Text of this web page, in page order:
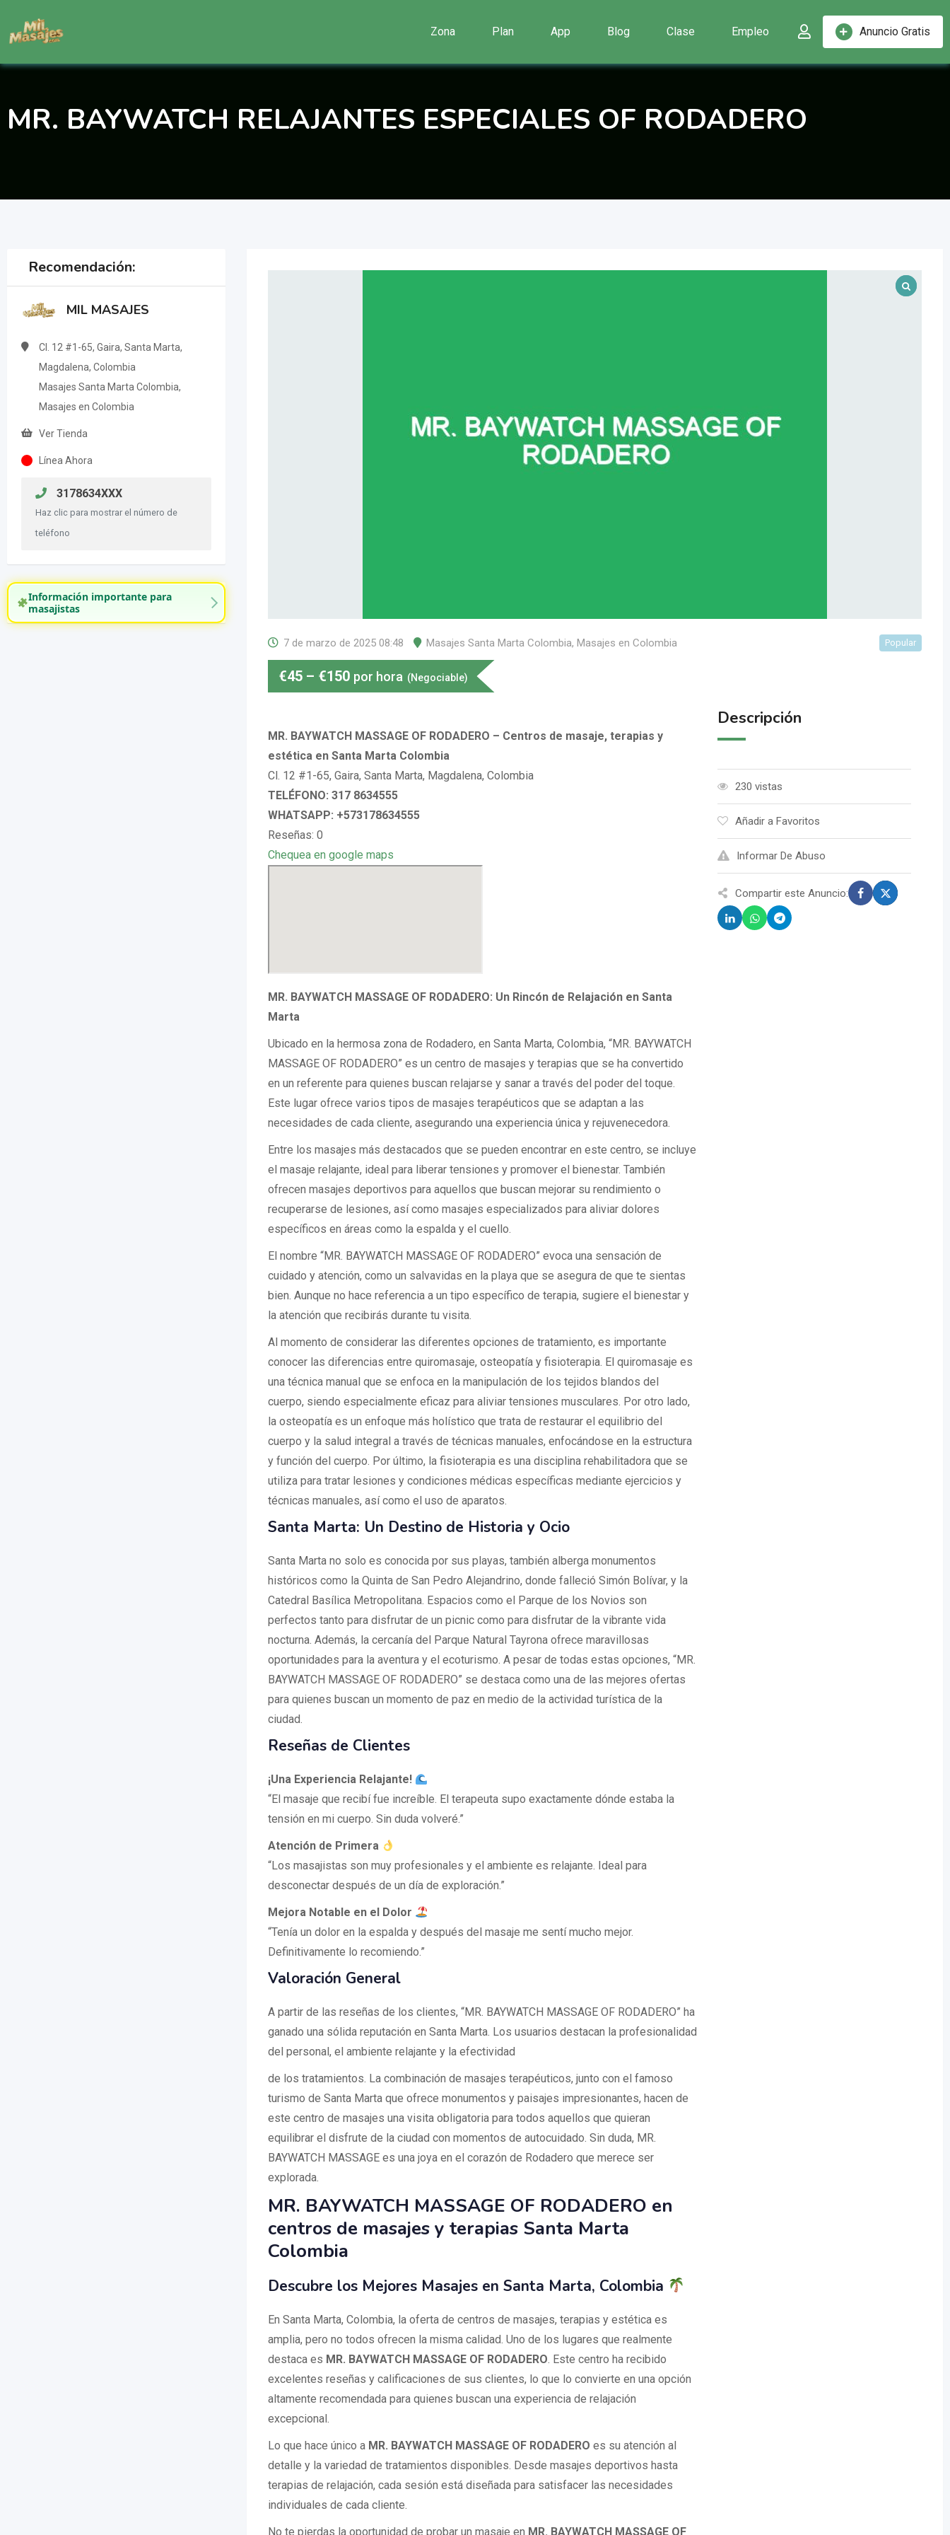
contenido
Anuncio Gratis
Zona Plan App Blog Clase Empleo
MR. BAYWATCH RELAJANTES ESPECIALES OF RODADERO
Recomendación:
MIL MASAJES
Cl. 12 #1-65, Gaira, Santa Marta,
Magdalena, Colombia
Masajes Santa Marta Colombia,
Masajes en Colombia
Ver Tienda
Línea Ahora
3178634XXX
Haz clic para mostrar el número de
teléfono
Información importante para
masajistas
7 de marzo de 2025 08:48 Masajes Santa Marta Colombia, Masajes en Colombia Popular
€45 – €150 por hora (Negociable)
MR. BAYWATCH MASSAGE OF RODADERO – Centros de masaje, terapias y
estética en Santa Marta Colombia
Cl. 12 #1-65, Gaira, Santa Marta, Magdalena, Colombia
TELÉFONO: 317 8634555
WHATSAPP: +573178634555
Reseñas: 0
Chequea en google maps
MR. BAYWATCH MASSAGE OF RODADERO: Un Rincón de Relajación en Santa
Marta
Ubicado en la hermosa zona de Rodadero, en Santa Marta, Colombia, “MR. BAYWATCH
MASSAGE OF RODADERO” es un centro de masajes y terapias que se ha convertido
en un referente para quienes buscan relajarse y sanar a través del poder del toque.
Este lugar ofrece varios tipos de masajes terapéuticos que se adaptan a las
necesidades de cada cliente, asegurando una experiencia única y rejuvenecedora.
Entre los masajes más destacados que se pueden encontrar en este centro, se incluye
el masaje relajante, ideal para liberar tensiones y promover el bienestar. También
ofrecen masajes deportivos para aquellos que buscan mejorar su rendimiento o
recuperarse de lesiones, así como masajes especializados para aliviar dolores
específicos en áreas como la espalda y el cuello.
El nombre “MR. BAYWATCH MASSAGE OF RODADERO” evoca una sensación de
cuidado y atención, como un salvavidas en la playa que se asegura de que te sientas
bien. Aunque no hace referencia a un tipo específico de terapia, sugiere el bienestar y
la atención que recibirás durante tu visita.
Al momento de considerar las diferentes opciones de tratamiento, es importante
conocer las diferencias entre quiromasaje, osteopatía y fisioterapia. El quiromasaje es
una técnica manual que se enfoca en la manipulación de los tejidos blandos del
cuerpo, siendo especialmente eficaz para aliviar tensiones musculares. Por otro lado,
la osteopatía es un enfoque más holístico que trata de restaurar el equilibrio del
cuerpo y la salud integral a través de técnicas manuales, enfocándose en la estructura
y función del cuerpo. Por último, la fisioterapia es una disciplina rehabilitadora que se
utiliza para tratar lesiones y condiciones médicas específicas mediante ejercicios y
técnicas manuales, así como el uso de aparatos.
Santa Marta: Un Destino de Historia y Ocio
Santa Marta no solo es conocida por sus playas, también alberga monumentos
históricos como la Quinta de San Pedro Alejandrino, donde falleció Simón Bolívar, y la
Catedral Basílica Metropolitana. Espacios como el Parque de los Novios son
perfectos tanto para disfrutar de un picnic como para disfrutar de la vibrante vida
nocturna. Además, la cercanía del Parque Natural Tayrona ofrece maravillosas
oportunidades para la aventura y el ecoturismo. A pesar de todas estas opciones, “MR.
BAYWATCH MASSAGE OF RODADERO” se destaca como una de las mejores ofertas
para quienes buscan un momento de paz en medio de la actividad turística de la
ciudad.
Reseñas de Clientes
¡Una Experiencia Relajante!
“El masaje que recibí fue increíble. El terapeuta supo exactamente dónde estaba la
tensión en mi cuerpo. Sin duda volveré.”
Atención de Primera
“Los masajistas son muy profesionales y el ambiente es relajante. Ideal para
desconectar después de un día de exploración.”
Mejora Notable en el Dolor
“Tenía un dolor en la espalda y después del masaje me sentí mucho mejor.
Definitivamente lo recomiendo.”
Valoración General
A partir de las reseñas de los clientes, “MR. BAYWATCH MASSAGE OF RODADERO” ha
ganado una sólida reputación en Santa Marta. Los usuarios destacan la profesionalidad
del personal, el ambiente relajante y la efectividad
de los tratamientos. La combinación de masajes terapéuticos, junto con el famoso
turismo de Santa Marta que ofrece monumentos y paisajes impresionantes, hacen de
este centro de masajes una visita obligatoria para todos aquellos que quieran
equilibrar el disfrute de la ciudad con momentos de autocuidado. Sin duda, MR.
BAYWATCH MASSAGE es una joya en el corazón de Rodadero que merece ser
explorada.
MR. BAYWATCH MASSAGE OF RODADERO en
centros de masajes y terapias Santa Marta
Colombia
Descubre los Mejores Masajes en Santa Marta, Colombia
En Santa Marta, Colombia, la oferta de centros de masajes, terapias y estética es
amplia, pero no todos ofrecen la misma calidad. Uno de los lugares que realmente
destaca es MR. BAYWATCH MASSAGE OF RODADERO. Este centro ha recibido
excelentes reseñas y calificaciones de sus clientes, lo que lo convierte en una opción
altamente recomendada para quienes buscan una experiencia de relajación
excepcional.
Lo que hace único a MR. BAYWATCH MASSAGE OF RODADERO es su atención al
detalle y la variedad de tratamientos disponibles. Desde masajes deportivos hasta
terapias de relajación, cada sesión está diseñada para satisfacer las necesidades
individuales de cada cliente.
No te pierdas la oportunidad de probar un masaje en MR. BAYWATCH MASSAGE OF
Descripción
230 vistas
Añadir a Favoritos
Informar De Abuso
Compartir este Anuncio: